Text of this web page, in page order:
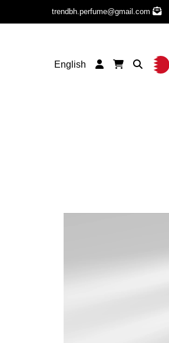
trendbh.perfume@gmail.com
English